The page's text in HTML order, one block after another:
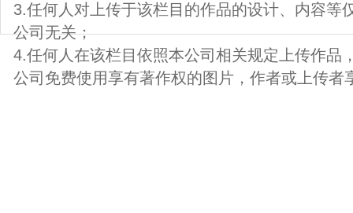
3.任何人对上传于该栏目的作品的设计、内容等
公司无关；
4.任何人在该栏目依照本公司相关规定上传作品
公司免费使用享有著作权的图片，作者或上传者